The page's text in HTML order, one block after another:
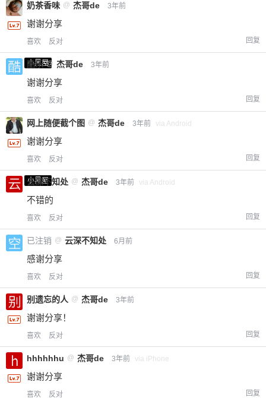
奶茶香味 @ 杰哥de 3年前
谢谢分享
喜欢 反对 回复
小黑屋
酷乐 @ 杰哥de 3年前
谢谢分享
喜欢 反对 回复
网上随便截个图 @ 杰哥de 3年前 via Android
谢谢分享
喜欢 反对 回复
小黑屋
云深不知处 @ 杰哥de 3年前 via Android
不错的
喜欢 反对 回复
已注销 @ 云深不知处 6月前
感谢分享
喜欢 反对 回复
别遗忘的人 @ 杰哥de 3年前
谢谢分享！
喜欢 反对 回复
hhhhhhu @ 杰哥de 3年前 via iPhone
谢谢分享
喜欢 反对 回复